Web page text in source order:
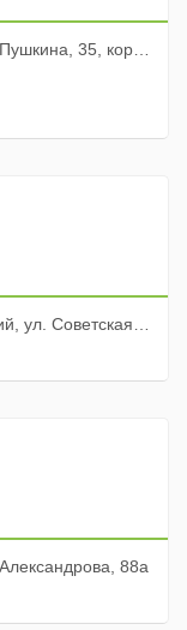
35, корп.К, 102
Советская, 69а
88а